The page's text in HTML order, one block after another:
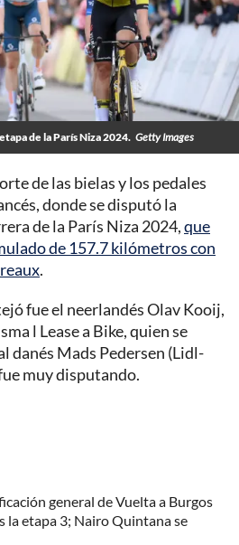
de la París Niza 2024. Getty Images
de las bielas y los pedales
donde se disputó la
de la París Niza 2024,que
de 157.7 kilómetros con
.
fue el neerlandés Olav Kooij,
l Lease a Bike, quien se
danés Mads Pedersen (Lidl-
muy disputando.
general de Vuelta a Burgos
la etapa 3; Nairo Quintana se